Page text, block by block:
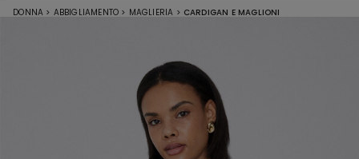
DONNA > ABBIGLIAMENTO > MAGLIERIA > CARDIGAN E MAGLIONI